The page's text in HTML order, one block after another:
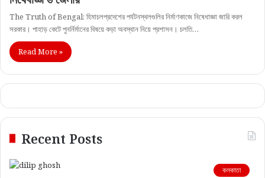
The Truth of Bengal: হিমাচলপ্রদেশের পর্যটনস্থলগুলির নির্মাণকাজে নিষেধাজ্ঞা জারি করল
সরকার। পাহাড় কেটে পুনর্নির্মানের বিষয়ে কড়া অবস্থান নিয়ে প্রশাসন। চলতি…
Read More »
Recent Posts
কলকাতা